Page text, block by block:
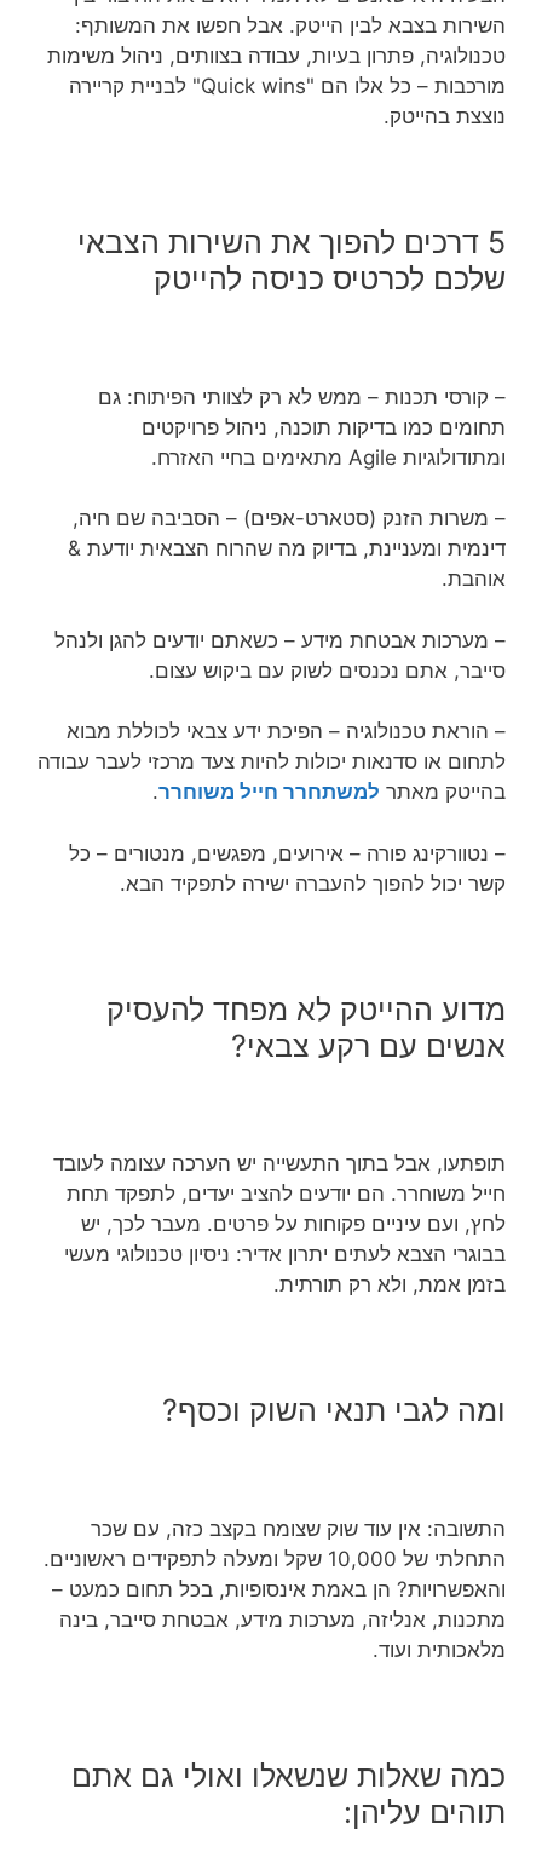
השירות בצבא לבין הייטק. אבל חפשו את המשותף:
טכנולוגיה, פתרון בעיות, עבודה בצוותים, ניהול משימות
מורכבות – כל אלו הם "Quick wins" לבניית קריירה
נוצצת בהייטק.
5 דרכים להפוך את השירות הצבאי
שלכם לכרטיס כניסה להייטק
– קורסי תכנות – ממש לא רק לצוותי הפיתוח: גם
תחומים כמו בדיקות תוכנה, ניהול פרויקטים
ומתודולוגיות Agile מתאימים בחיי האזרח.
– משרות הזנק (סטארט-אפים) – הסביבה שם חיה,
דינמית ומעניינת, בדיוק מה שהרוח הצבאית יודעת &
אוהבת.
– מערכות אבטחת מידע – כשאתם יודעים להגן ולנהל
סייבר, אתם נכנסים לשוק עם ביקוש עצום.
– הוראת טכנולוגיה – הפיכת ידע צבאי לכוללת מבוא
לתחום או סדנאות יכולות להיות צעד מרכזי לעבר עבודה
בהייטק מאתר למשתחרר חייל משוחרר.
– נטוורקינג פורה – אירועים, מפגשים, מנטורים – כל
קשר יכול להפוך להעברה ישירה לתפקיד הבא.
מדוע ההייטק לא מפחד להעסיק
אנשים עם רקע צבאי?
תופתעו, אבל בתוך התעשייה יש הערכה עצומה לעובד
חייל משוחרר. הם יודעים להציב יעדים, לתפקד תחת
לחץ, ועם עיניים פקוחות על פרטים. מעבר לכך, יש
בבוגרי הצבא לעתים יתרון אדיר: ניסיון טכנולוגי מעשי
בזמן אמת, ולא רק תורתית.
ומה לגבי תנאי השוק וכסף?
התשובה: אין עוד שוק שצומח בקצב כזה, עם שכר
התחלתי של 10,000 שקל ומעלה לתפקידים ראשוניים.
והאפשרויות? הן באמת אינסופיות, בכל תחום כמעט –
מתכנות, אנליזה, מערכות מידע, אבטחת סייבר, בינה
מלאכותית ועוד.
כמה שאלות שנשאלו ואולי גם אתם
תוהים עליהן: